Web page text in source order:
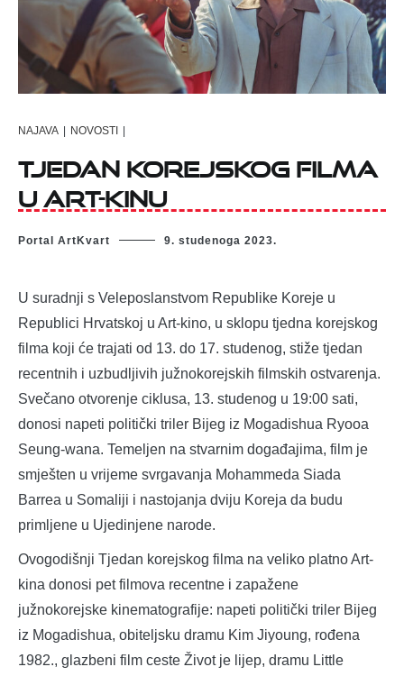
NAJAVA | NOVOSTI |
Tjedan korejskog filma
u Art-kinu
Portal ArtKvart 9. studenoga 2023.
U suradnji s Veleposlanstvom Republike Koreje u
Republici Hrvatskoj u Art-kino, u sklopu tjedna korejskog
filma koji će trajati od 13. do 17. studenog, stiže tjedan
recentnih i uzbudljivih južnokorejskih filmskih ostvarenja.
Svečano otvorenje ciklusa, 13. studenog u 19:00 sati,
donosi napeti politički triler Bijeg iz Mogadishua Ryooa
Seung-wana. Temeljen na stvarnim događajima, film je
smješten u vrijeme svrgavanja Mohammeda Siada
Barrea u Somaliji i nastojanja dviju Koreja da budu
primljene u Ujedinjene narode.
Ovogodišnji Tjedan korejskog filma na veliko platno Art-
kina donosi pet filmova recentne i zapažene
južnokorejske kinematografije: napeti politički triler Bijeg
iz Mogadishua, obiteljsku dramu Kim Jiyoung, rođena
1982., glazbeni film ceste Život je lijep, dramu Little